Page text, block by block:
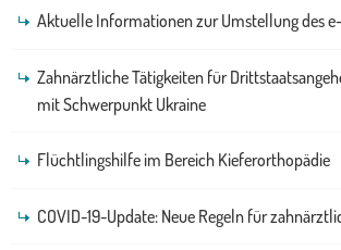
Aktuelle Informationen zur Umstellung des
Zahnärztliche Tätigkeiten für
mit Schwerpunkt Ukraine
Flüchtlingshilfe im Bereich Kieferorthopädie
COVID-19-Update: Neue Regeln für